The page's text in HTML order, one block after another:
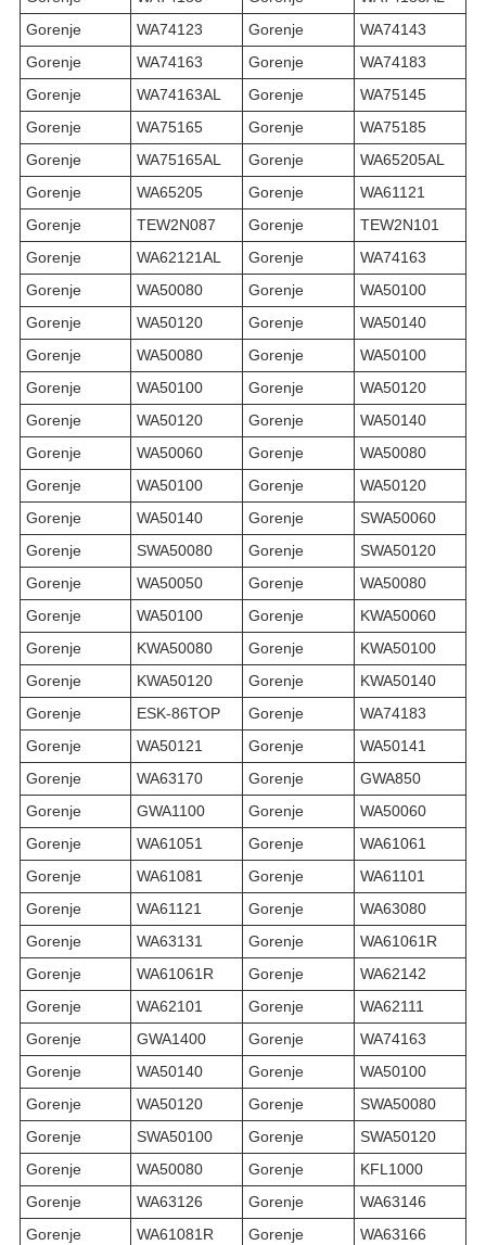
Gorenje
WA74123 Gorenje
WA74143
Gorenje
WA74163 Gorenje
WA74183
Gorenje
WA74163AL Gorenje
WA75145
Gorenje
WA75165 Gorenje
WA75185
Gorenje
WA75165AL Gorenje
WA65205AL
Gorenje
WA65205 Gorenje
WA61121
Gorenje
TEW2N087 Gorenje
TEW2N101
Gorenje
WA62121AL Gorenje
WA74163
Gorenje
WA50080 Gorenje
WA50100
Gorenje
WA50120 Gorenje
WA50140
Gorenje
WA50080 Gorenje
WA50100
Gorenje
WA50100 Gorenje
WA50120
Gorenje
WA50120 Gorenje
WA50140
Gorenje
WA50060 Gorenje
WA50080
Gorenje
WA50100 Gorenje
WA50120
Gorenje
WA50140 Gorenje
SWA50060
Gorenje
SWA50080 Gorenje
SWA50120
Gorenje
WA50050 Gorenje
WA50080
Gorenje
WA50100 Gorenje
KWA50060
Gorenje
KWA50080 Gorenje
KWA50100
Gorenje
KWA50120 Gorenje
KWA50140
Gorenje
ESK-86TOP Gorenje
WA74183
Gorenje
WA50121 Gorenje
WA50141
Gorenje
WA63170 Gorenje
GWA850
Gorenje
GWA1100 Gorenje
WA50060
Gorenje
WA61051 Gorenje
WA61061
Gorenje
WA61081 Gorenje
WA61101
Gorenje
WA61121 Gorenje
WA63080
Gorenje
WA63131 Gorenje
WA61061R
Gorenje
WA61061R Gorenje
WA62142
Gorenje
WA62101 Gorenje
WA62111
Gorenje
GWA1400 Gorenje
WA74163
Gorenje
WA50140 Gorenje
WA50100
Gorenje
WA50120 Gorenje
SWA50080
Gorenje
SWA50100 Gorenje
SWA50120
Gorenje
WA50080 Gorenje
KFL1000
Gorenje
WA63126 Gorenje
WA63146
Gorenje
WA61081R Gorenje
WA63166